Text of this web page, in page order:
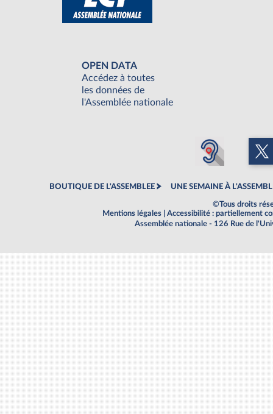
OPEN DATA
Accédez à toutes
les données de
l'Assemblée nationale
BOUTIQUE DE L'ASSEMBLEE UNE SEMAINE À
©Tous droits
Mentions légales
Accessibilité : partiellement
Assemblée nationale - 126 Rue de